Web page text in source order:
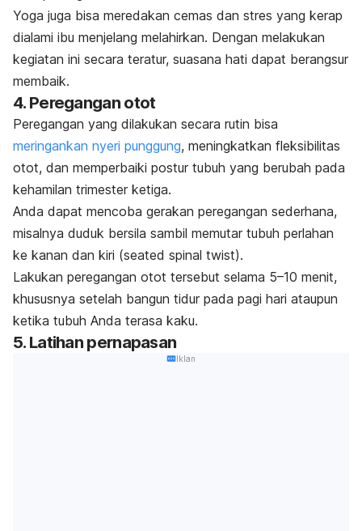
Yoga juga bisa meredakan cemas dan stres yang kerap
dialami ibu menjelang melahirkan. Dengan melakukan
kegiatan ini secara teratur, suasana hati dapat berangsur
membaik.
4. Peregangan otot
Peregangan yang dilakukan secara rutin bisa
meringankan nyeri punggung, meningkatkan fleksibilitas
otot, dan memperbaiki postur tubuh yang berubah pada
kehamilan trimester ketiga.
Anda dapat mencoba gerakan peregangan sederhana,
misalnya duduk bersila sambil memutar tubuh perlahan
ke kanan dan kiri (seated spinal twist).
Lakukan peregangan otot tersebut selama 5–10 menit,
khususnya setelah bangun tidur pada pagi hari ataupun
ketika tubuh Anda terasa kaku.
5. Latihan pernapasan
Iklan